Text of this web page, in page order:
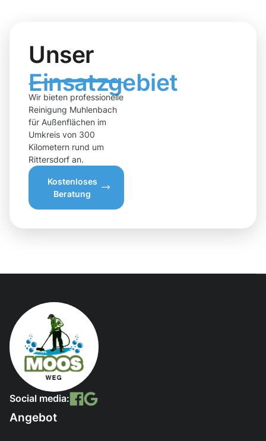
Unser
Einsatzgebiet
Wir bieten professionelle
Reinigung Muhlenbach
für Außenflächen im
Umkreis von 300
Kilometern rund um
Rittersdorf an.
Kostenloses
Beratung
Social media:
Angebot